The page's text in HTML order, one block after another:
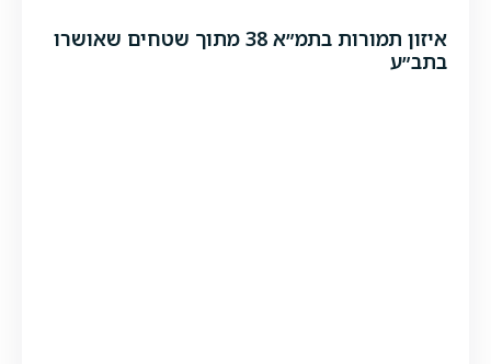
איזון תמורות בתמ״א 38 מתוך שטחים שאושרו
בתב״ע